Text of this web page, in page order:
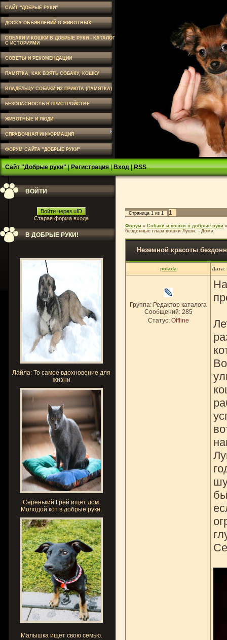
САЙТ "ДОБРЫЕ РУКИ"
ДОСКА ОБЪЯВЛЕНИЙ О ЖИВОТНЫХ
СОБАКИ И КОШКИ В ДОБРЫЕ РУКИ - КАТАЛОГ
С ИСТОРИЯМИ
СОВЕТЫ И РЕКОМЕНДАЦИИ
ПАМЯТКА, КАК ВЗЯТЬ СОБАКУ, КОШКУ
ВЛАДЕЛЬЦУ СОБАКИ ИЗ ПРИЮТА (ПАМЯТКА)
БЕЗОПАСНОСТЬ В ПРИСТРОЙСТВЕ
ЖИВОТНЫЕ И ЛЮДИ
СПРАВОЧНАЯ ИНФОРМАЦИЯ
ФОРУМ САЙТА "ДОБРЫЕ РУКИ"
Сайт "Добрые руки"|Регистрация|Вход|RSS
ВОЙТИ
Войти через uID
Старая форма входа
В ДОБРЫЕ РУКИ!
Лайла: То самое вдохновение для
жизни
Серенький Грей ищет дом.
Молодой кот в добрые руки.
Малышка ищет свою семью.
Страница 1 из 1 1
Форум » Собаки и кошки в добрые руки »
бездонные глаза кошки Луши. - Дома.
Неземной красоты
polada
Группа: Редактор каталога
Сообщений: 285
Статус: Offline